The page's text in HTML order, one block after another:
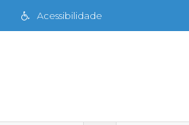
Acessibilidade